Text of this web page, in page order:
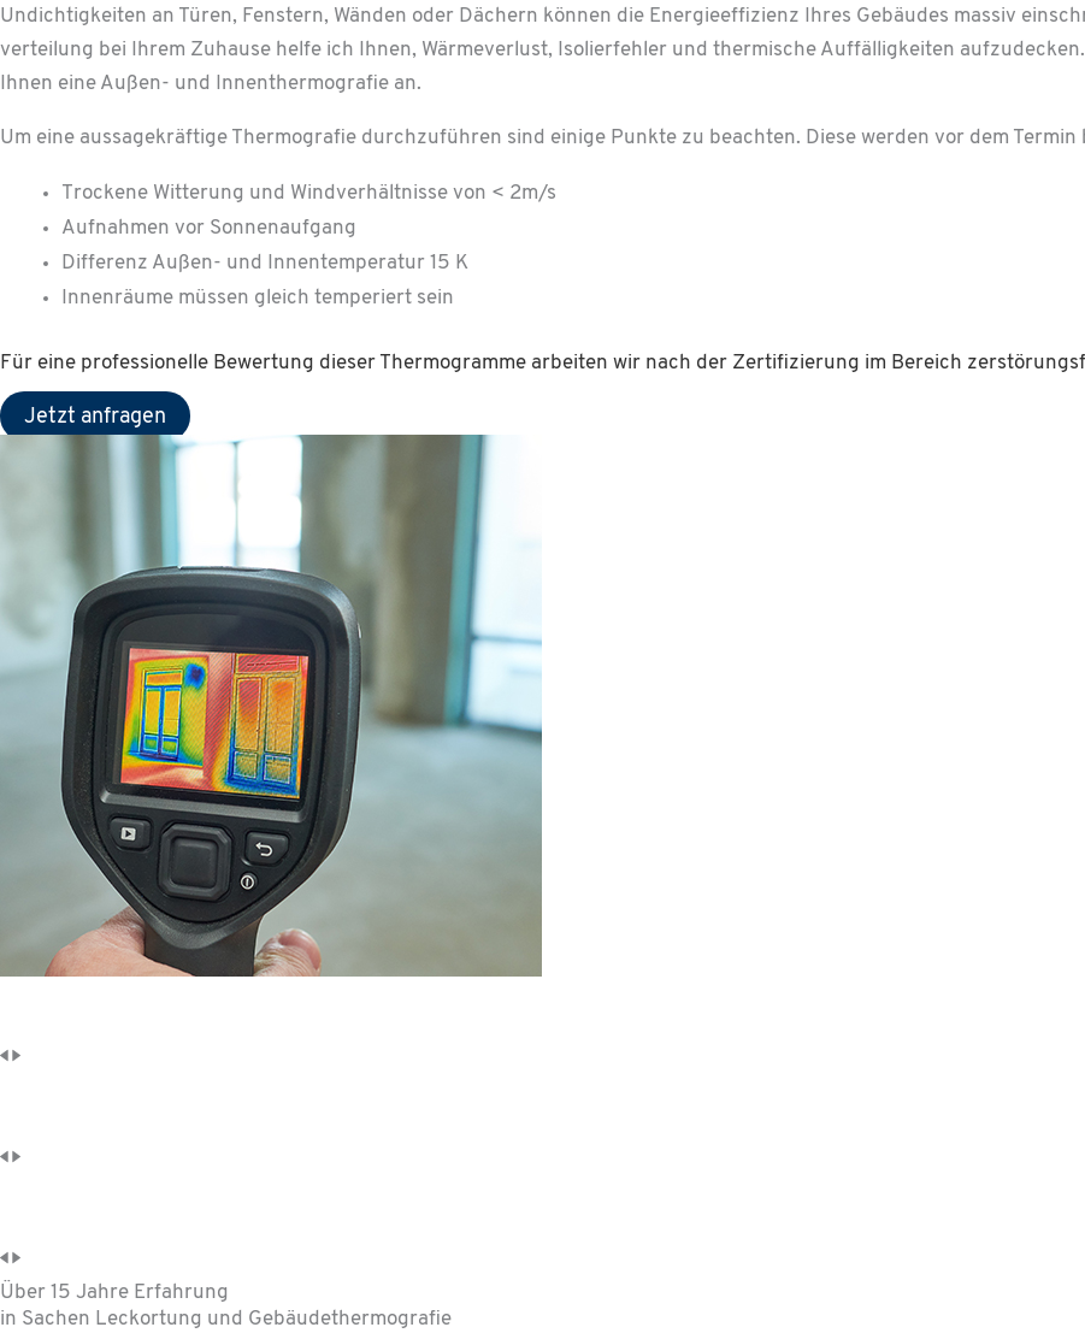
Undichtigkeiten an Türen, Fenstern, Wänden oder Dächern können die Energie­effizienz Ihres Gebäudes massiv
verteilung bei Ihrem Zuhause helfe ich Ihnen, Wärmeverlust, Isolierfehler und thermische Auffälligkeiten
Ihnen eine Außen- und Innenthermografie an.
Um eine aussagekräftige Thermografie durchzuführen sind einige Punkte zu beachten. Diese werden vor dem Termin
Trockene Witterung und Windverhältnisse von < 2m/s
Aufnahmen vor Sonnenaufgang
Differenz Außen- und Innentemperatur 15 K
Innenräume müssen gleich temperiert sein
Für eine professionelle Bewertung dieser Thermogramme arbeiten wir nach der Zertifizierung im Bereich
Jetzt anfragen
Über 15 Jahre Erfahrung
in Sachen Leckortung und Gebäude­thermografie